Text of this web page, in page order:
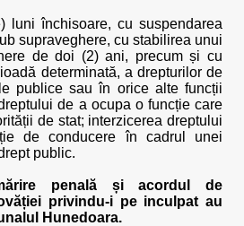
luni închisoare, cu suspendarea
supraveghere, cu stabilirea unui
de doi (2) ani, precum și cu
determinată, a drepturilor de
publice sau în orice alte funcții
de a ocupa o funcție care
de stat; interzicerea dreptului
de conducere în cadrul unei
public.
penală și acordul de
privindu-i pe inculpat au
Hunedoara.